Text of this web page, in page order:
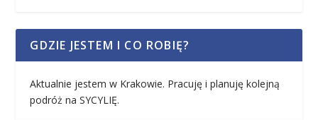
GDZIE JESTEM I CO ROBIĘ?
Aktualnie jestem w Krakowie. Pracuję i planuję kolejną
podróż na SYCYLIĘ.